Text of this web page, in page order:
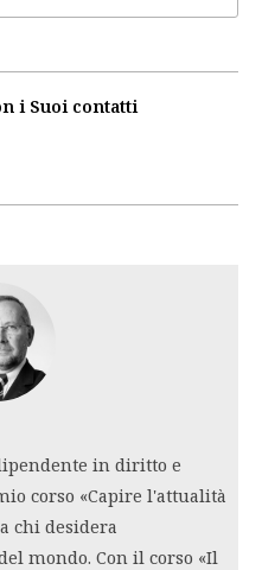
i Suoi contatti
in diritto e
corso «Capire l'attualità
chi desidera
mondo. Con il corso «Il